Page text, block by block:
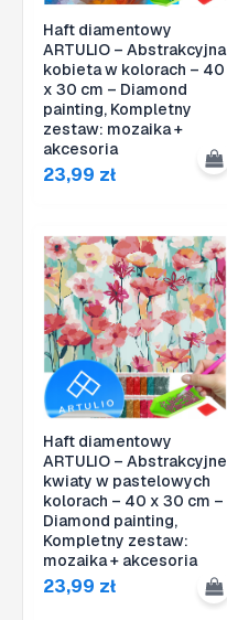
Haft diamentowy
ARTULIO – Abstrakcyjna
kobieta w kolorach – 40
x 30 cm – Diamond
painting, Kompletny
zestaw: mozaika +
akcesoria
23,99 zł
Haft diamentowy
ARTULIO – Abstrakcyjne
kwiaty w pastelowych
kolorach – 40 x 30 cm –
Diamond painting,
Kompletny zestaw:
mozaika + akcesoria
23,99 zł